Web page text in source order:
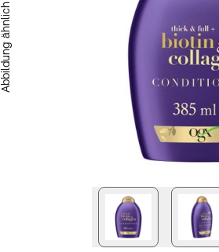
Abbildung ähnlich
nächstes Bild